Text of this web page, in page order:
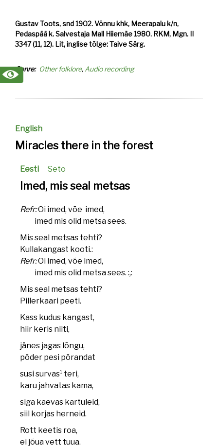
Gustav Toots, snd 1902. Võnnu khk, Meerapalu k/n,
Pedaspää k. Salvestaja Mall Hiiemäe 1980. RKM, Mgn. II
3347 (11, 12). Lit, inglise tõlge: Taive Särg.
Genre Other folklore Audio recording
English
Miracles there in the forest
Eesti Seto
Imed, mis seal metsas
Refr:Oi imed, võe imed,
imed mis olid metsa sees.
Mis seal metsas tehti?
Kullakangast kooti.:
Refr:Oi imed, võe imed,
imed mis olid metsa sees. :,:
Mis seal metsas tehti?
Pillerkaari peeti.
Kass kudus kangast,
hiir keris niiti,
jänes jagas lõngu,
põder pesi põrandat
susi survas1 teri,
karu jahvatas kama,
siga kaevas kartuleid,
siil korjas herneid.
Rott keetis roa,
ei jõua vett tuua.